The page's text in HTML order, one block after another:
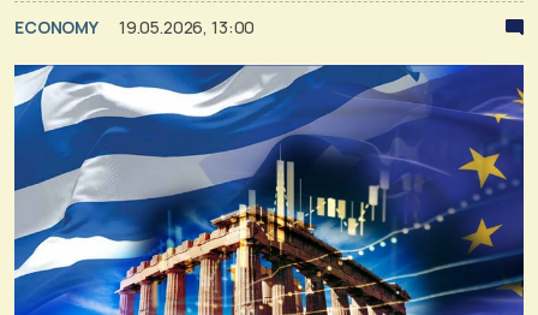
ECONOMY 19.05.2026, 13:00